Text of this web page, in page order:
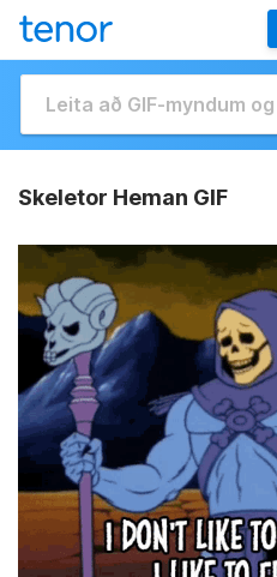
Skeletor Heman GIF